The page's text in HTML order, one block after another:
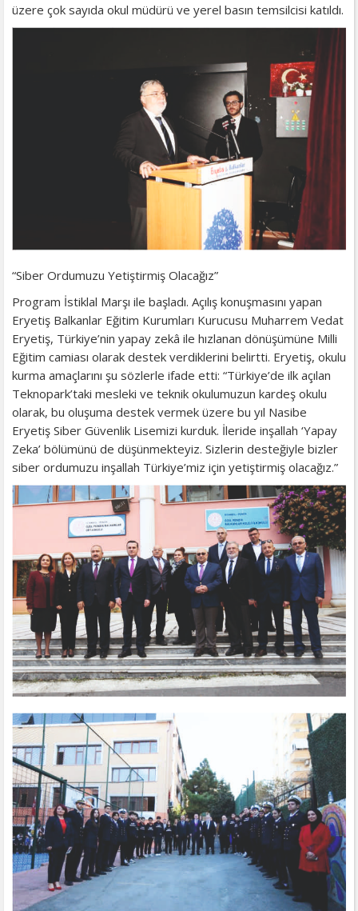
üzere çok sayıda okul müdürü ve yerel basın temsilcisi katıldı.
“Siber Ordumuzu Yetiştirmiş Olacağız”
​Program İstiklal Marşı ile başladı. Açılış konuşmasını yapan
Eryetiş Balkanlar Eğitim Kurumları Kurucusu Muharrem Vedat
Eryetiş, Türkiye’nin yapay zekâ ile hızlanan dönüşümüne Milli
Eğitim camiası olarak destek verdiklerini belirtti. Eryetiş, okulu
kurma amaçlarını şu sözlerle ifade etti: “Türkiye’de ilk açılan
Teknopark’taki mesleki ve teknik okulumuzun kardeş okulu
olarak, bu oluşuma destek vermek üzere bu yıl Nasibe
Eryetiş Siber Güvenlik Lisemizi kurduk. İleride inşallah ‘Yapay
Zeka’ bölümünü de düşünmekteyiz. Sizlerin desteğiyle bizler
siber ordumuzu inşallah Türkiye’miz için yetiştirmiş olacağız.”